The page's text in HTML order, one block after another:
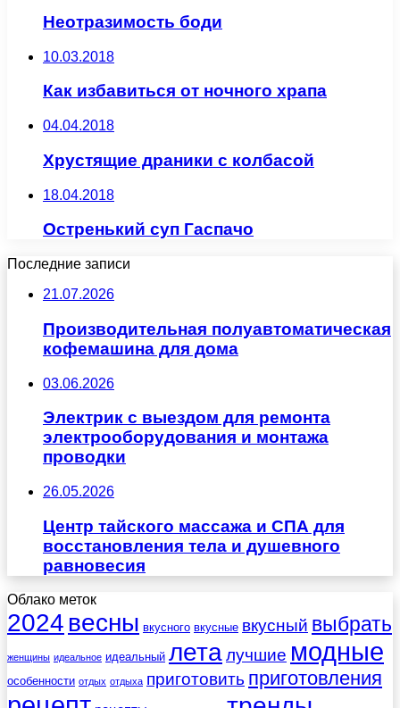
Неотразимость боди
10.03.2018
Как избавиться от ночного храпа
04.04.2018
Хрустящие драники с колбасой
18.04.2018
Остренький суп Гаспачо
Последние записи
21.07.2026
Производительная полуавтоматическая
кофемашина для дома
03.06.2026
Электрик с выездом для ремонта
электрооборудования и монтажа
проводки
26.05.2026
Центр тайского массажа и СПА для
восстановления тела и душевного
равновесия
Облако меток
2024 весны вкусного вкусные вкусный выбрать
женщины идеальное идеальный леталучшие модные
особенности отдых отдыха приготовить приготовления